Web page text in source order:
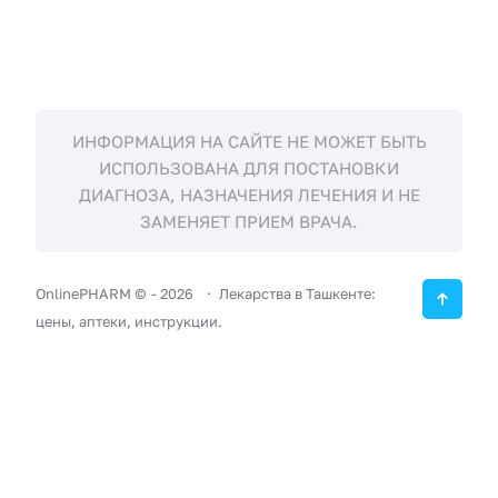
ИНФОРМАЦИЯ НА САЙТЕ НЕ МОЖЕТ БЫТЬ
ИСПОЛЬЗОВАНА ДЛЯ ПОСТАНОВКИ
ДИАГНОЗА, НАЗНАЧЕНИЯ ЛЕЧЕНИЯ И НЕ
ЗАМЕНЯЕТ ПРИЕМ ВРАЧА.
OnlinePHARM © -2026
Лекарства в Ташкенте:
цены, аптеки, инструкции.